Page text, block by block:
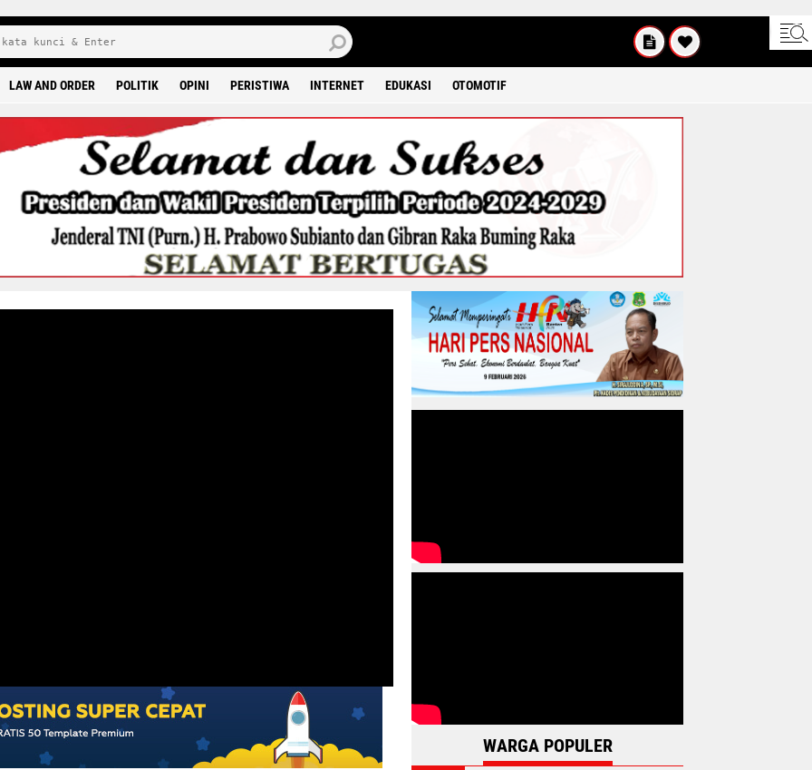
LAW AND ORDER POLITIK OPINI PERISTIWA INTERNET EDUKASI OTOMOTIF
WARGA POPULER